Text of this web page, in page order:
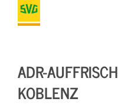
ADR-
KOBLENZ